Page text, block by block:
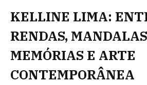
KELLINE LIMA:
RENDAS,
MEMÓRIAS E ARTE
CONTEMPORÂNEA